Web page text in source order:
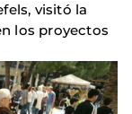
visitó la
los proyectos